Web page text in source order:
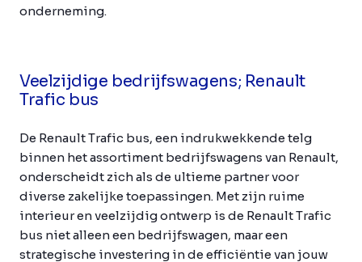
onderneming.
Veelzijdige bedrijfswagens; Renault
Trafic bus
De Renault Trafic bus, een indrukwekkende telg
binnen het assortiment bedrijfswagens van Renault,
onderscheidt zich als de ultieme partner voor
diverse zakelijke toepassingen. Met zijn ruime
interieur en veelzijdig ontwerp is de Renault Trafic
bus niet alleen een bedrijfswagen, maar een
strategische investering in de efficiëntie van jouw